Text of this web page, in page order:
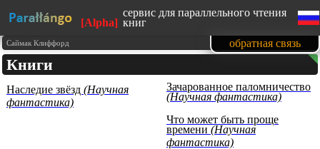
[Alpha]
сервис для параллельного чтения
книг
сайт адаптирован под мобильные
устройства
любимые книги
1500 книг в нашей базе на данный
представлены с образовательной
целью (изучение иностранных
обратная связь
Саймак Клиффорд
Книги
Наследие звёзд (Научная
фантастика)
Зачарованное паломничество
(Научная фантастика)
Что может быть проще
времени (Научная
фантастика)